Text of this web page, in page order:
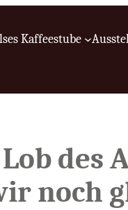
Kaffeestube
noch